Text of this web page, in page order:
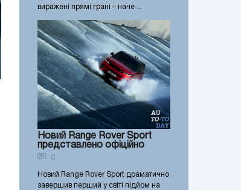
виражені прямі грані – наче ...
Новий Range Rover Sport
представлено офіційно
0
Новий Range Rover Sport драматично
завершив перший у світі підйом на